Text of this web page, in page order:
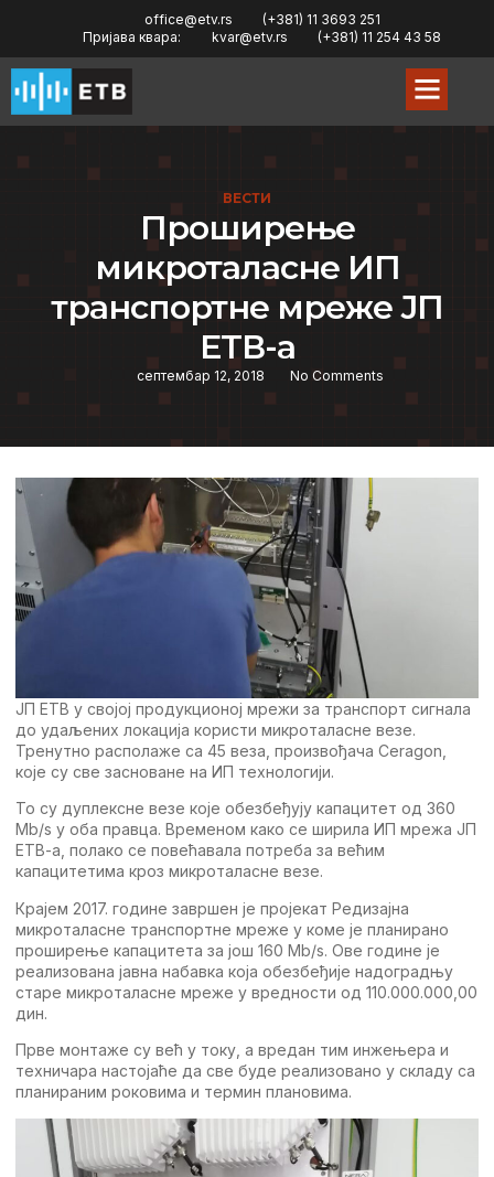
office@etv.rs
(+381) 11 3693 251
Пријава квара:
kvar@etv.rs (+381) 11 254 43 58
ВЕСТИ
Проширење
микроталасне ИП
транспортне мреже ЈП
ЕТВ-а
септембар 12, 2018 No Comments
ЈП ЕТВ у својој продукционој мрежи за транспорт сигнала
до удаљених локација користи микроталасне везе.
Тренутно располаже са 45 веза, произвођача Ceragon,
које су све засноване на ИП технологији.
То су дуплексне везе које обезбеђују капацитет од 360
Mb/s у оба правца. Временом како се ширила ИП мрежа ЈП
ЕТВ-а, полако се повећавала потреба за већим
капацитетима кроз микроталасне везе.
Крајем 2017. године завршен је пројекат Редизајна
микроталасне транспортне мреже у коме је планирано
проширење капацитета за још 160 Mb/s. Ове године је
реализована јавна набавка која обезбеђије надоградњу
старе микроталасне мреже у вредности од 110.000.000,00
дин.
Прве монтаже су већ у току, а вредан тим инжењера и
техничара настојаће да све буде реализовано у складу са
планираним роковима и термин плановима.